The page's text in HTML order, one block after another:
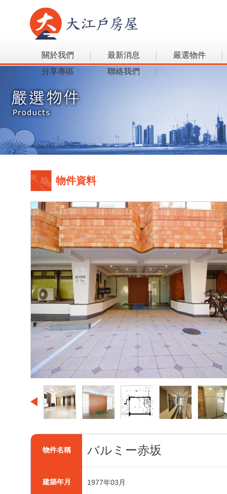
關於我們 最新消息
嚴選物件
分享專區
聯絡我們
物件資料
物件名稱 バルミー赤坂
建築年月 1977年03月